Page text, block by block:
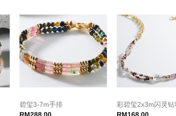
碧玺3-7m手排
彩碧玺2x3m闪灵钻